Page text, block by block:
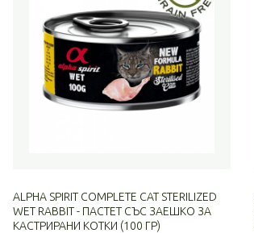
ALPHA SPIRIT COMPLETE CAT STERILIZED
WET RABBIT - ПАСТЕТ СЪС ЗАЕШКО ЗА
КАСТРИРАНИ КОТКИ (100 ГР)